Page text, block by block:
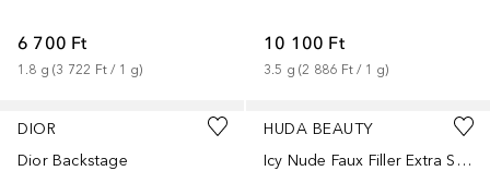
6 700 Ft
1.8 g (3 722 Ft / 1 g)
10 100 Ft
3.5 g (2 886 Ft / 1 g)
DIOR
Dior Backstage
HUDA BEAUTY
Icy Nude Faux Filler Extra Shine Lip Gloss
+6